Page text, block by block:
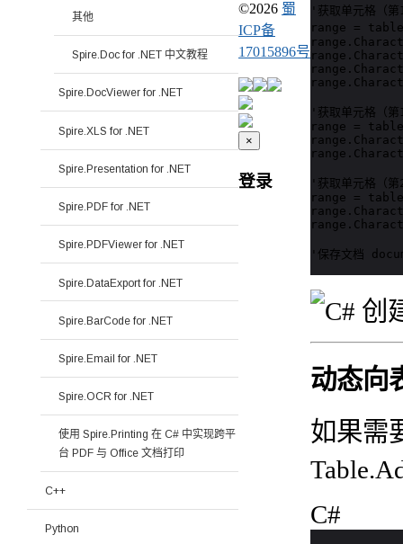
'获取单元格
range =
'获取单元格
range =
'获取单元格
range =
'保存文档
动态向
如果需
C#
其他
Spire.Doc for .NET 中文教程
Spire.DocViewer for .NET
Spire.XLS for .NET
Spire.Presentation for .NET
Spire.PDF for .NET
Spire.PDFViewer for .NET
Spire.DataExport for .NET
Spire.BarCode for .NET
Spire.Email for .NET
Spire.OCR for .NET
使用 Spire.Printing 在 C# 中实现跨平
台 PDF 与 Office 文档打印
C++
Python
©2026 蜀
ICP备
17015896号
×
登录